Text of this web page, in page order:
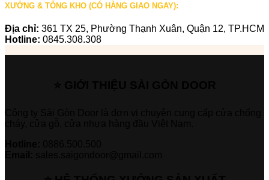
XƯỞNG & TỔNG KHO (CÓ HÀNG GIAO NGAY):
Địa chỉ: 361 TX 25, Phường Thạnh Xuân, Quận 12, TP.HCM
Hotline: 0845.308.308